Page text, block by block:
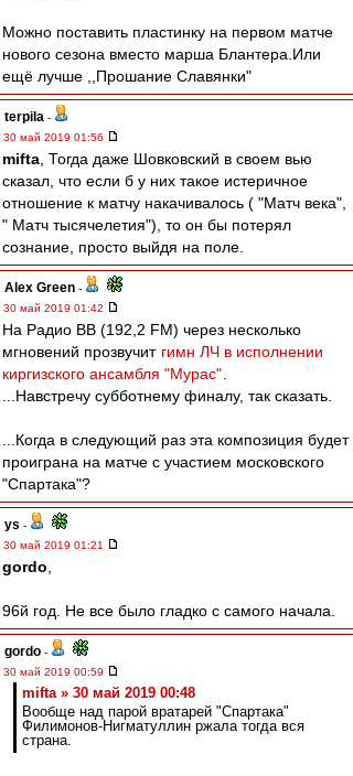
Можно поставить пластинку на первом матче
нового сезона вместо марша Блантера.Или
ещё лучше ,,Прошание Славянки"
terpila -
30 май 2019 01:56
mifta , Тогда даже Шовковский в своем вью
сказал, что если б у них такое истеричное
отношение к матчу накачивалось ( "Матч века",
" Матч тысячелетия"), то он бы потерял
сознание, просто выйдя на поле.
Alex Green -
30 май 2019 01:42
На Радио ВВ (192,2 FM) через несколько
мгновений прозвучит гимн ЛЧ в исполнении
киргизского ансамбля "Мурас"
...Навстречу субботнему финалу, так сказать.
...Когда в следующий раз эта композиция будет
проиграна на матче с участием московского
"Спартака"?
ys -
30 май 2019 01:21
gordo
96й год. Не все было гладко с самого начала.
gordo -
30 май 2019 00:59
mifta » 30 май 2019 00:48
Вообще над парой вратарей "Спартака"
Филимонов-Нигматуллин ржала тогда вся
страна.